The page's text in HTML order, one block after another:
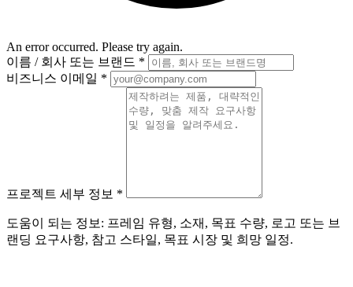
An error occurred. Please try again.
이름 / 회사 또는 브랜드 *
비즈니스 이메일 *
프로젝트 세부 정보 *
도움이 되는 정보: 프레임 유형, 소재, 목표 수량, 로고 또는 브
랜딩 요구사항, 참고 스타일, 목표 시장 및 희망 일정.